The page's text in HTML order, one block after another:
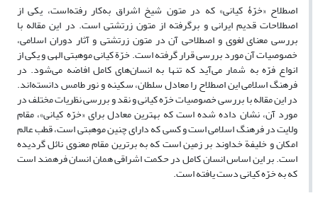
اصطلاح «خرّۀ کیانی» که در متون شیخ اشراق به‌کار رفته‌است، یکی از
اصطلاحات قدیم ایرانی و برگرفته از متون زرتشتی است. در این مقاله با
بررسی معنای لغوی و اصطلاحی آن در متون زرتشتی و آثار دوران اسلامی،
خصوصیات آن مورد بررسی قرار گرفته است. خرّة کیانی موهبتی الهی و یکی از
انواع فرّه به شمار می‌آید که تنها به انسان‌های کامل افاضه می‌شود. در
فرهنگ اسلامی این اصطلاح را معادل سلطان، سکینه و نور طامس دانسته‌اند.
در این مقاله با بررسی خصوصیات خرّه کیانی و نقد و بررسی نظریات مختلف در
مورد آن، نشان داده شده ‌است که بهترین معادل برای «خرّه کیانی»، مقام
ولایت در فرهنگ اسلامی است و کسی که دارای چنین موهبتی است، قطب عالم
امکان و خلیفة خداوند بر زمین است که به برترین مقام معنوی نائل گردیده
‌است. بر این اساس انسان کامل در حکمت اشراقی همان انسان فرهمند است
که به خرّه کیانی دست یافته است.